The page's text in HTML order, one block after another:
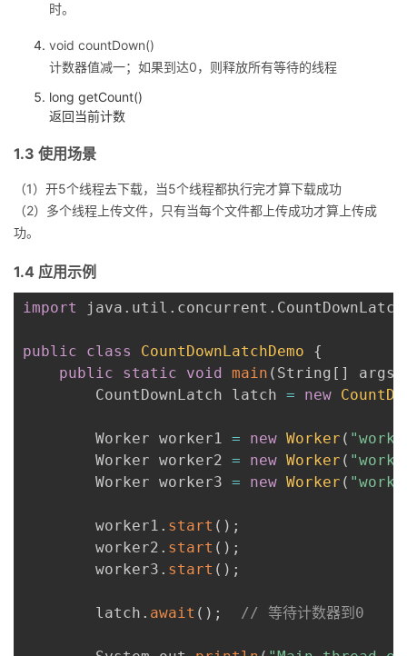
播
活
的
程
认
的
我支声
时。
void countDown()
计数器值减一；如果到达0，则释放所有等待的线程
long getCount()
返回当前计数
1.3 使用场景
（1）开5个线程去下载，当5个线程都执行完才算下载成功
（2）多个线程上传文件，只有当每个文件都上传成功才算上传成
功。
1.4 应用示例
import java . util . concurrent . CountDownLatch
public class CountDownLatchDemo
{
public
static void main ( String [ ] args
        CountDownLatch latch
= new
        Worker worker1
= new Worker (
        Worker worker2
= new Worker (
        Worker worker3
= new Worker (
        worker1
. start ( ) ;
        worker2
. start ( ) ;
        worker3
. start ( ) ;
        latch
. await ( ) ; // 等待计数器到0